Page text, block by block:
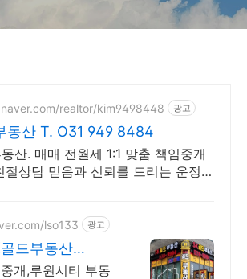
realtor/kim9498448 광고
동산 T. O31 949 8484
산. 매매 전월세 1:1 맞춤 책임중개
절상담 믿음과 신뢰를 드리는 운정신
lso133 광고
드부동산
개,루원시티 부동